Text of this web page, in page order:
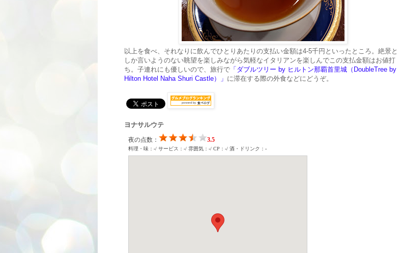
以上を食べ、それなりに飲んでひとりあたりの支払い金額は4-5千円といったところ。絶景と
しか言いようのない眺望を楽しみながら気軽なイタリアンを楽しんでこの支払金額はお値打
ち。子連れにも優しいので、旅行で 「ダブルツリー by ヒルトン那覇首里城（DoubleTree by
Hilton Hotel Naha Shuri Castle）」 に滞在する際の外食などにどうぞ。
ヨナサルウテ